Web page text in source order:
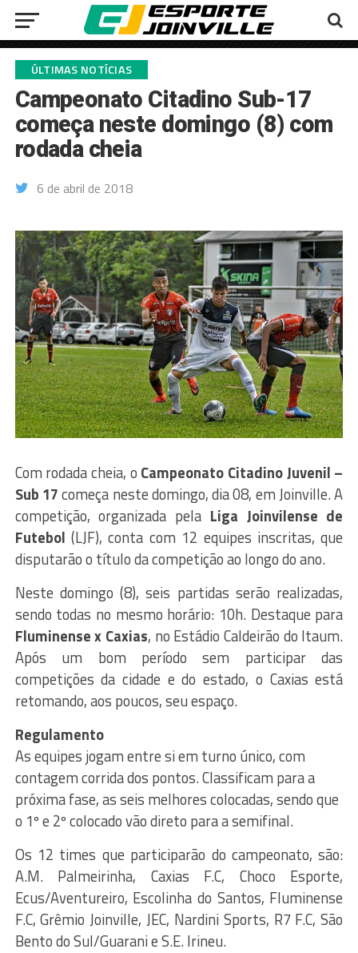
ÚLTIMAS NOTÍCIAS
Campeonato Citadino Sub-17
começa neste domingo (8) com
rodada cheia
6 de abril de 2018
Com rodada cheia, o Campeonato Citadino Juvenil –
Sub 17começa neste domingo, dia 08, em Joinville. A
competição, organizada pela Liga Joinvilense de
Futebol (LJF), conta com 12 equipes inscritas, que
disputarão o título da competição ao longo do ano.
Neste domingo (8), seis partidas serão realizadas,
sendo todas no mesmo horário: 10h. Destaque para
Fluminense x Caxias, no Estádio Caldeirão do Itaum.
Após um bom período sem participar das
competições da cidade e do estado, o Caxias está
retomando, aos poucos, seu espaço.
Regulamento
As equipes jogam entre si em turno único, com
contagem corrida dos pontos. Classificam para a
próxima fase, as seis melhores colocadas, sendo que
o 1º e 2º colocado vão direto para a semifinal.
Os 12 times que participarão do campeonato, são:
A.M. Palmeirinha, Caxias F.C, Choco Esporte,
Ecus/Aventureiro, Escolinha do Santos, Fluminense
F.C, Grêmio Joinville, JEC, Nardini Sports, R7 F.C, São
Bento do Sul/Guarani e S.E. Irineu.